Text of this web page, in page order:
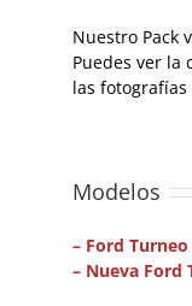
Nuestro Pack
Puedes ver la
las
Modelos
– Ford
– Nueva Ford